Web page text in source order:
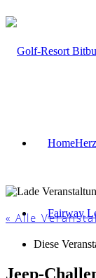
Home
Fairway
« Alle
Diese
Jeep-